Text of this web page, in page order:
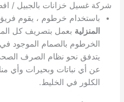
شركة غسيل خزانات بالجبيل /
باستخدام خرطوم ، يقوم
المنزلية بعمل بتصريف كل
الخرطوم بالصمام الموجود
يتدفق نحو نظام الصرف
عن أي نباتات وبحيرات وأي
الكلور في الخليط.